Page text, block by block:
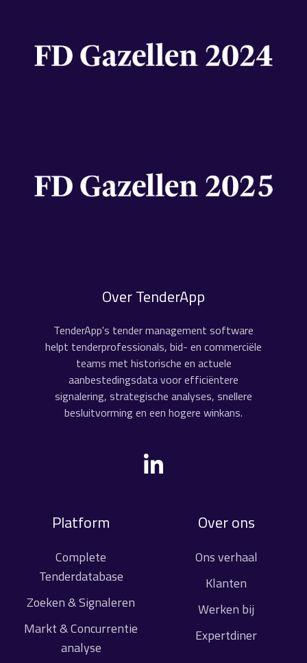
Over TenderApp
TenderApp's tender management software
helpt tenderprofessionals, bid- en commerciële
teams met historische en actuele
aanbestedingsdata voor efficiëntere
signalering, strategische analyses, snellere
besluitvorming en een hogere winkans.
Platform
Complete
Tenderdatabase
Zoeken & Signaleren
Markt & Concurrentie
analyse
Over ons
Ons verhaal
Klanten
Werken bij
Expertdiner